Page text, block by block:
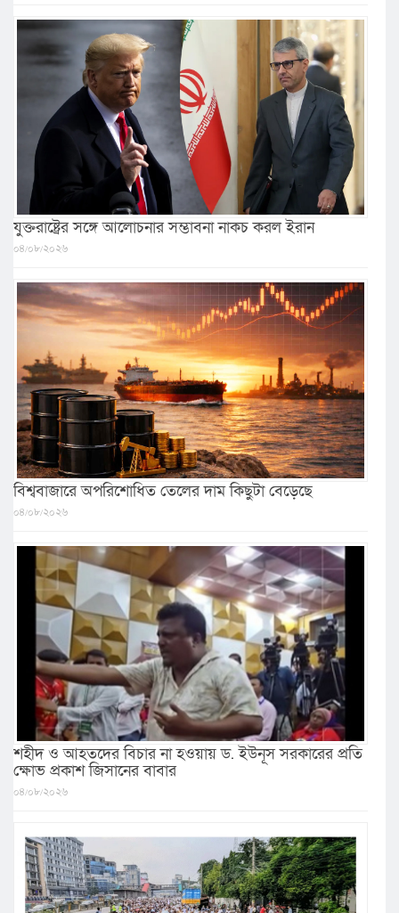
যুক্তরাষ্ট্রের সঙ্গে আলোচনার সম্ভাবনা নাকচ করল ইরান
০৪/০৮/২০২৬
বিশ্ববাজারে অপরিশোধিত তেলের দাম কিছুটা বেড়েছে
০৪/০৮/২০২৬
শহীদ ও আহতদের বিচার না হওয়ায় ড. ইউনূস সরকারের প্রতি
ক্ষোভ প্রকাশ জিসানের বাবার
০৪/০৮/২০২৬